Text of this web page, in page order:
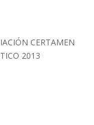
CERTAMEN
2013